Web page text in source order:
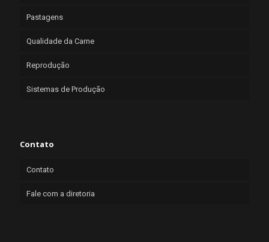
Pastagens
Qualidade da Carne
Reprodução
Sistemas de Produção
Contato
Contato
Fale com a diretoria